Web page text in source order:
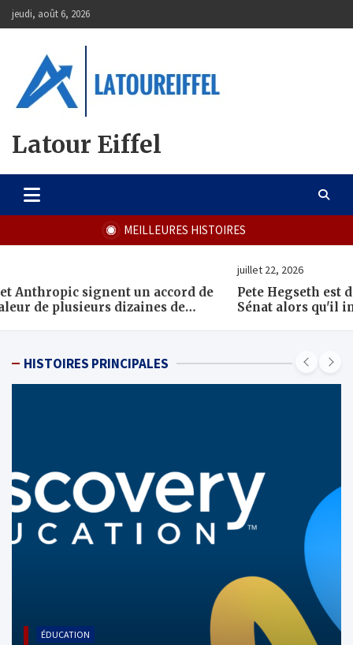
Skip
to
jeudi, août 6, 2026
Latour Eiffel
MEILLEURES HISTOIRES
Pete Hegseth est détruit lors d'une audience au
Sénat alors qu'il implore plus d'argent de guerre
HISTOIRES PRINCIPALES
ÉDUCATION